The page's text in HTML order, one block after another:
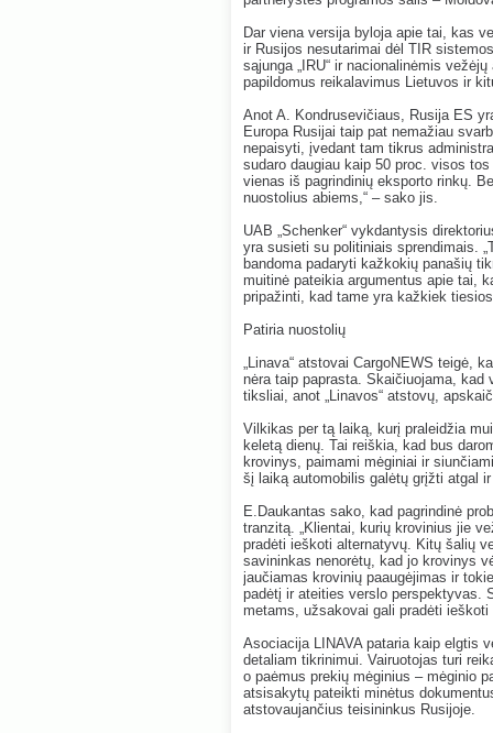
Dar viena versija byloja apie tai, kas
ir Rusijos nesutarimai dėl TIR
sąjunga „IRU“ ir nacionalinėmis
papildomus reikalavimus Lietuvos ir
Anot A. Kondrusevičiaus, Rusija ES
Europa Rusijai taip pat nemažiau
nepaisyti, įvedant tam tikrus
sudaro daugiau kaip 50 proc. visos
vienas iš pagrindinių eksporto rinkų.
nuostolius abiems,“ – sako jis.
UAB „Schenker“ vykdantysis
yra susieti su politiniais sprendimais.
bandoma padaryti kažkokių panašių
muitinė pateikia argumentus apie tai,
pripažinti, kad tame yra kažkiek
Patiria nuostolių
„Linava“ atstovai CargoNEWS teigė,
nėra taip paprasta. Skaičiuojama,
tiksliai, anot „Linavos“ atstovų,
Vilkikas per tą laiką, kurį praleidžia
keletą dienų. Tai reiškia, kad bus
krovinys, paimami mėginiai ir
šį laiką automobilis galėtų grįžti atgal
E.Daukantas sako, kad pagrindinė
tranzitą. „Klientai, kurių krovinius jie
pradėti ieškoti alternatyvų. Kitų šalių
savininkas nenorėtų, kad jo krovinys
jaučiamas krovinių paaugėjimas ir
padėtį ir ateities verslo perspektyvas.
metams, užsakovai gali pradėti
Asociacija LINAVA pataria kaip elgtis
detaliam tikrinimui. Vairuotojas turi
o paėmus prekių mėginius – mėginio
atsisakytų pateikti minėtus
atstovaujančius teisininkus Rusijoje.